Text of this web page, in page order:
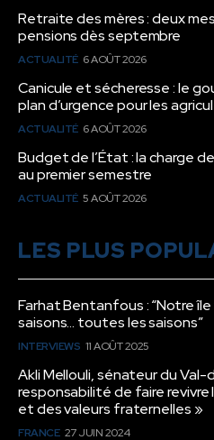
Retraite des mères : deux
pensions dès septembre
ACTUALITÉ 6 AOÛT 2026
Canicule et sécheresse : le
plan d’urgence pour les
ACTUALITÉ 6 AOÛT 2026
Budget de l’État : la charge
au premier semestre
ACTUALITÉ 5 AOÛT 2026
LES PLUS
Farhat Bentanfous : “Notre
saisons… toutes les saisons”
INTERVIEWS 11 AOÛT 2025
Akli Mellouli, sénateur du Val-
responsabilité de faire revivre
et des valeurs fraternelles »
FRANCE 27 JUIN 2024